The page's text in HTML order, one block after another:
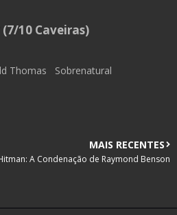
(7/10 Caveiras)
Thomas Sobrenatural
MAIS RECENTES
A Condenação de Raymond Benson